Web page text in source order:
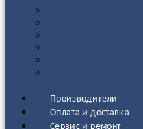
Производители
Оплата и доставка
Сервис и ремонт